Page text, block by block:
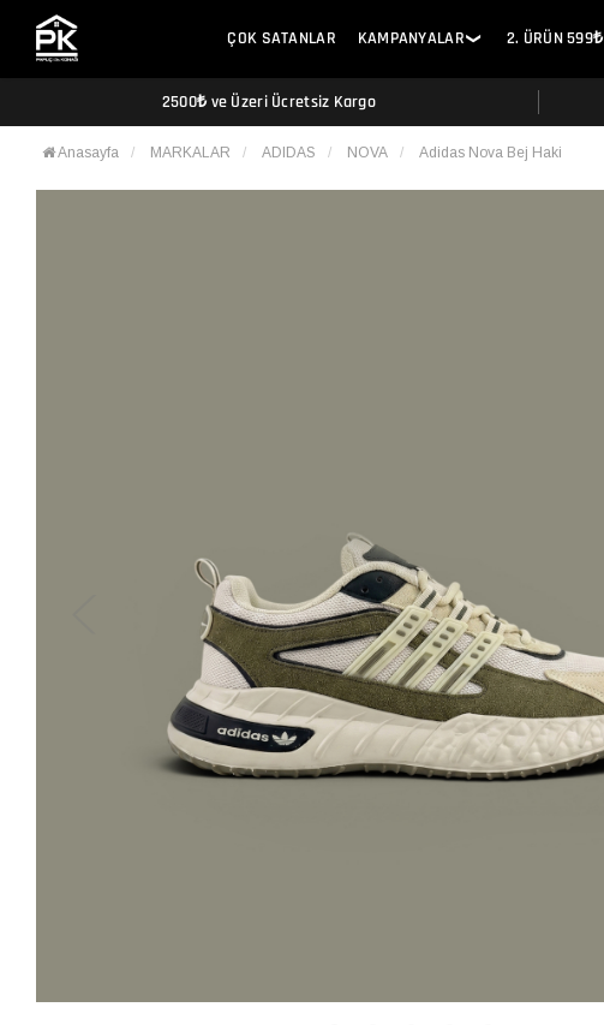
ÇOK SATANLAR KAMPANYALAR ❯ 2. ÜRÜN 599₺
2500₺ ve Üzeri Ücretsiz Kargo
Anasayfa MARKALAR ADIDAS NOVA Adidas Nova Bej Haki